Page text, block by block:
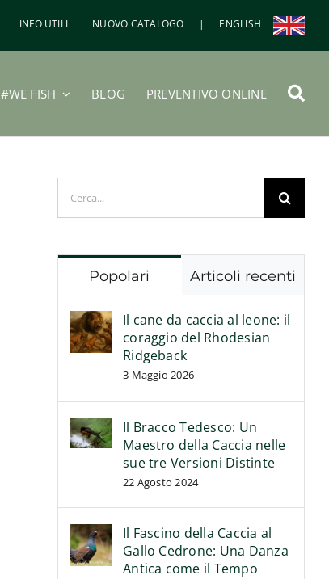
INFO UTILI NUOVO CATALOGO | ENGLISH
#WE FISH BLOG PREVENTIVO ONLINE
Popolari Articoli recenti
Il cane da caccia al leone: il
coraggio del Rhodesian
Ridgeback
3 Maggio 2026
Il Bracco Tedesco: Un
Maestro della Caccia nelle
sue tre Versioni Distinte
22 Agosto 2024
Il Fascino della Caccia al
Gallo Cedrone: Una Danza
Antica come il Tempo